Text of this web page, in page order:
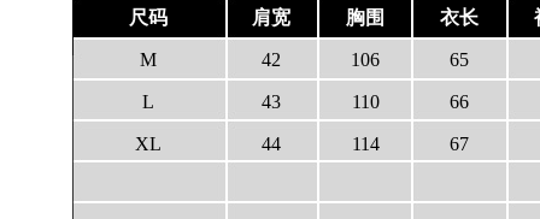
尺码 肩宽 胸围 衣长
M 42 106 65
L 43 110 66
XL 44 114 67